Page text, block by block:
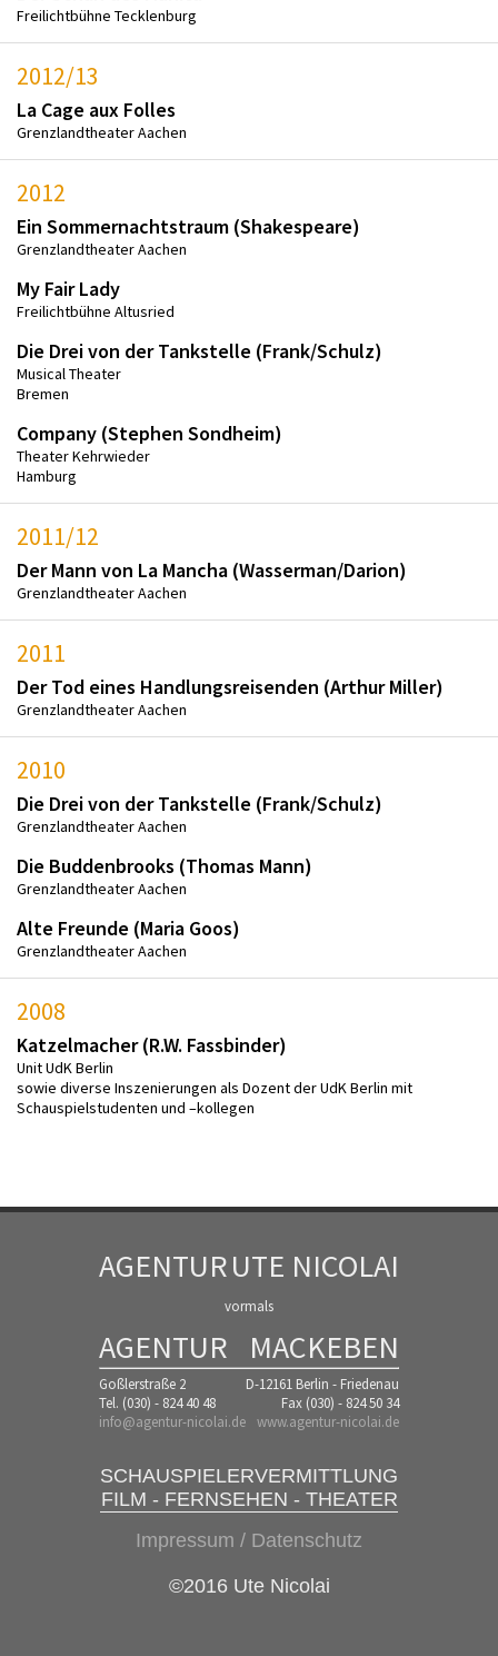
Freilichtbühne Tecklenburg
2012/13
La Cage aux Folles
Grenzlandtheater Aachen
2012
Ein Sommernachtstraum (Shakespeare)
Grenzlandtheater Aachen
My Fair Lady
Freilichtbühne Altusried
Die Drei von der Tankstelle (Frank/Schulz)
Musical Theater
Bremen
Company (Stephen Sondheim)
Theater Kehrwieder
Hamburg
2011/12
Der Mann von La Mancha (Wasserman/Darion)
Grenzlandtheater Aachen
2011
Der Tod eines Handlungsreisenden (Arthur Miller)
Grenzlandtheater Aachen
2010
Die Drei von der Tankstelle (Frank/Schulz)
Grenzlandtheater Aachen
Die Buddenbrooks (Thomas Mann)
Grenzlandtheater Aachen
Alte Freunde (Maria Goos)
Grenzlandtheater Aachen
2008
Katzelmacher (R.W. Fassbinder)
Unit UdK Berlin
sowie diverse Inszenierungen als Dozent der UdK Berlin mit
Schauspielstudenten und –kollegen
AGENTURUTE NICOLAI
vormals
AGENTUR MACKEBEN
Goßlerstraße 2
D-12161 Berlin - Friedenau
Tel. (030) - 824 40 48
Fax (030) - 824 50 34
info@agentur-nicolai.de www.agentur-nicolai.de
SCHAUSPIELERVERMITTLUNG
FILM - FERNSEHEN - THEATER
Impressum / Datenschutz
©2016 Ute Nicolai